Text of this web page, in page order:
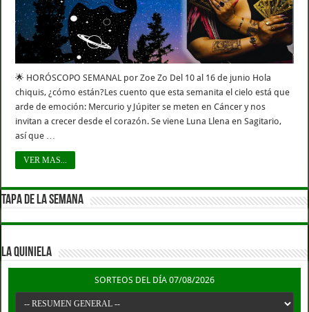
🌟 HORÓSCOPO SEMANAL por Zoe Zo Del 10 al 16 de junio Hola
chiquis, ¿cómo están?Les cuento que esta semanita el cielo está que
arde de emoción: Mercurio y Júpiter se meten en Cáncer y nos
invitan a crecer desde el corazón. Se viene Luna Llena en Sagitario,
así que …
VER MAS...
TAPA DE LA SEMANA
LA QUINIELA
SORTEOS DEL DÍA 07/08/2026